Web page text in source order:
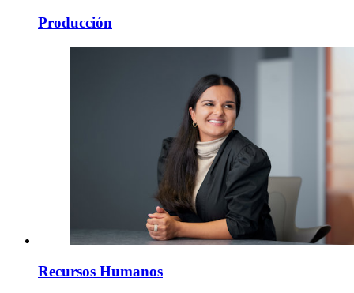
Producción
Recursos Humanos